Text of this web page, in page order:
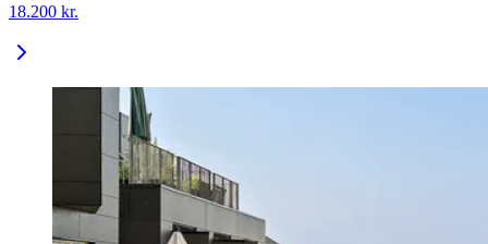
18.200 kr.